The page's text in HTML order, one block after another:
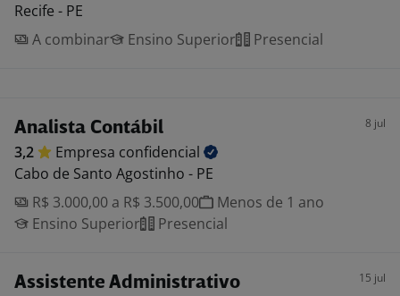
Recife - PE
A combinar
Ensino Superior Presencial
Analista Contábil 8 jul
3,2 Empresa confidencial
Cabo de Santo Agostinho - PE
R$ 3.000,00 a R$ 3.500,00
Menos de 1 ano
Ensino Superior
Presencial
Assistente Administrativo 15 jul